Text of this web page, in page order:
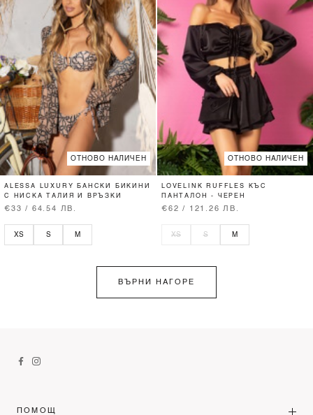
ОТНОВО НАЛИЧЕН
ALESSA LUXURY БАНСКИ БИКИНИ
С НИСКА ТАЛИЯ И ВРЪЗКИ
€33 / 64.54 ЛВ.
XS S M
ОТНОВО НАЛИЧЕН
LOVELINK RUFFLES КЪС
ПАНТАЛОН - ЧЕРЕН
€62 / 121.26 ЛВ.
XS S M
ВЪРНИ НАГОРЕ
ПОМОЩ